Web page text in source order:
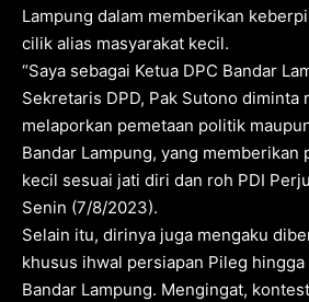
Lampung dalam memberikan
cilik alias masyarakat kecil.
“Saya sebagai Ketua DPC Bandar
Sekretaris DPD, Pak Sutono diminta
melaporkan pemetaan politik
Bandar Lampung, yang memberikan
kecil sesuai jati diri dan roh PDI
Senin (7/8/2023).
Selain itu, dirinya juga mengaku
khusus ihwal persiapan Pileg
Bandar Lampung. Mengingat,